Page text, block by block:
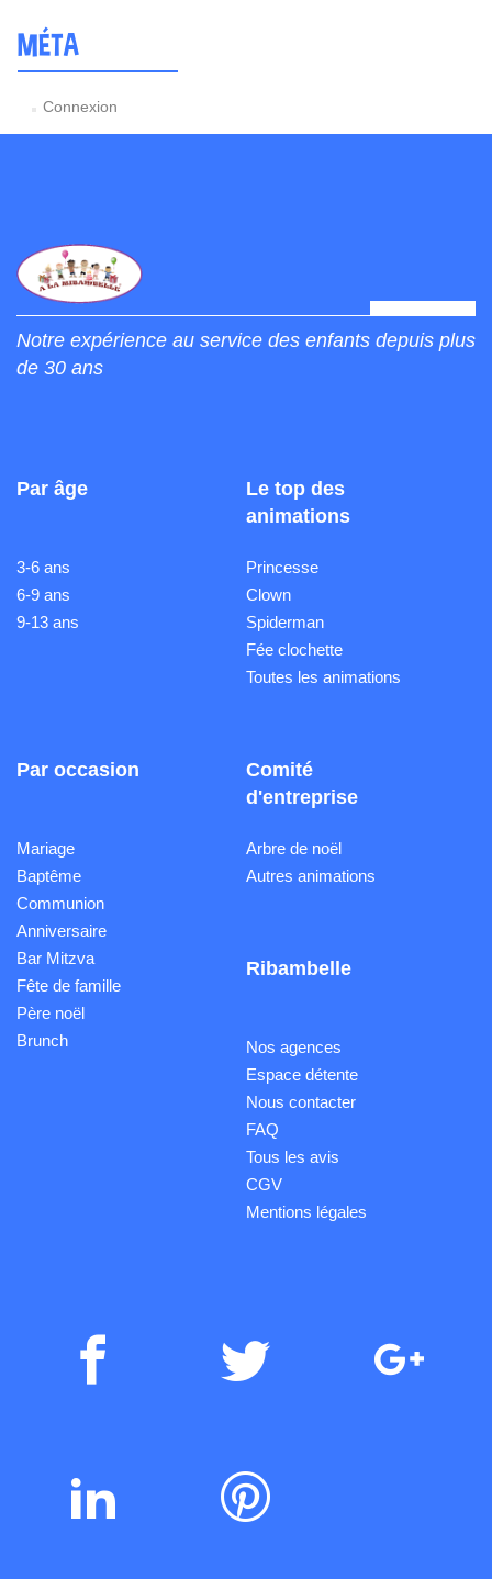
MÉTA
Connexion
Notre expérience au service des enfants depuis plus
de 30 ans
Par âge
3-6 ans
6-9 ans
9-13 ans
Le top des
animations
Princesse
Clown
Spiderman
Fée clochette
Toutes les animations
Par occasion
Mariage
Baptême
Communion
Anniversaire
Bar Mitzva
Fête de famille
Père noël
Brunch
Comité
d'entreprise
Arbre de noël
Autres animations
Ribambelle
Nos agences
Espace détente
Nous contacter
FAQ
Tous les avis
CGV
Mentions légales